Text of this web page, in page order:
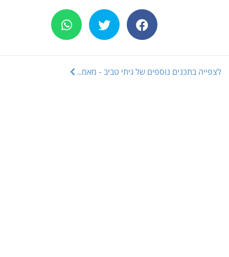
שתפו ב שתפו ב
לצפייה בתכנים נוספים של גיתי טביב - מאמ...